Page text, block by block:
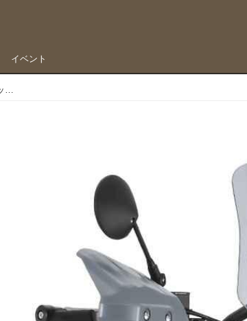
イベント
セロー用に続いてCT125ハンターカブ用のデジカモグラフィックが登場